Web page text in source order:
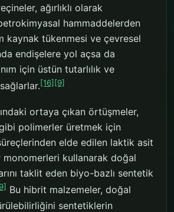
ağırlıklı olarak
hammaddelerden
kaynak tükenmesi ve çevresel
endişelere yol açsa da
için üstün tutarlılık ve
[16] [9]
ortaya çıkan örtüşmeler,
polimerler üretmek için
elde edilen laktik asit
kullanarak doğal
taklit eden biyo-bazlı sentetik
Bu hibrit malzemeler, doğal
sentetiklerin